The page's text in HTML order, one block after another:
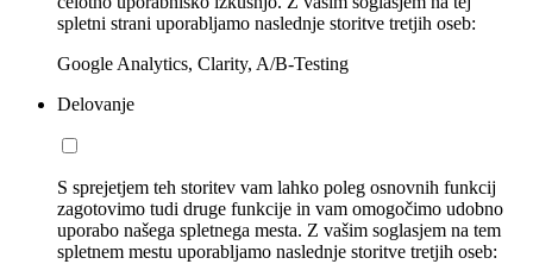
spletni strani uporabljamo naslednje storitve tretjih oseb:
Google Analytics, Clarity, A/B-Testing
Delovanje
S sprejetjem teh storitev vam lahko poleg osnovnih funkcij
zagotovimo tudi druge funkcije in vam omogočimo udobno
uporabo našega spletnega mesta. Z vašim soglasjem na tem
spletnem mestu uporabljamo naslednje storitve tretjih oseb: